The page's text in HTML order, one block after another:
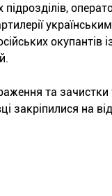
окупантів
та зачистки
закріпилися на